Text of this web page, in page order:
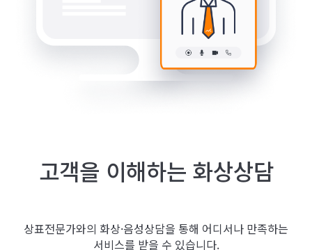
고객을 이해하는 화상상담
상표전문가와의 화상·음성상담을 통해 어디서나 만족하는
서비스를 받을 수 있습니다.